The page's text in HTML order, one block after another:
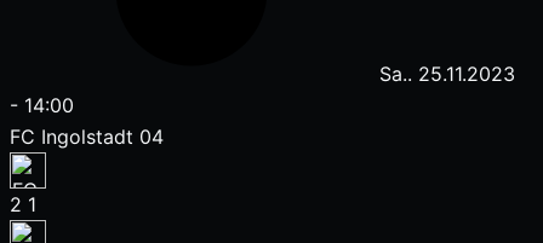
Sa.. 25.11.2023
- 14:00
FC Ingolstadt 04
2 1